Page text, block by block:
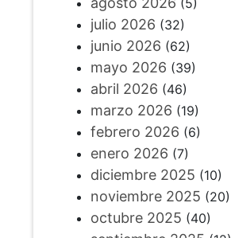
(5)
julio 2026 (32)
junio 2026 (62)
mayo 2026 (39)
abril 2026 (46)
marzo 2026 (19)
febrero 2026 (6)
enero 2026 (7)
diciembre 2025 (10)
noviembre 2025 (20)
octubre 2025 (40)